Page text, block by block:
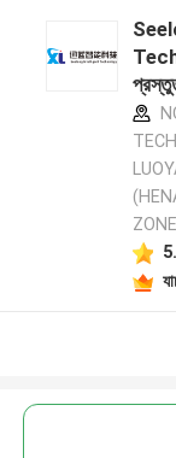
ZONE